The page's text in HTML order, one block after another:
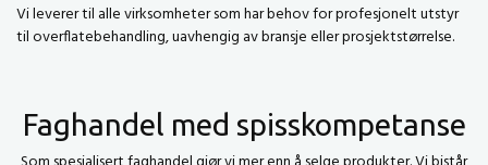
Vi leverer til alle virksomheter som har behov for profesjonelt utstyr
til overflatebehandling, uavhengig av bransje eller prosjektstørrelse.
Faghandel med spisskompetanse